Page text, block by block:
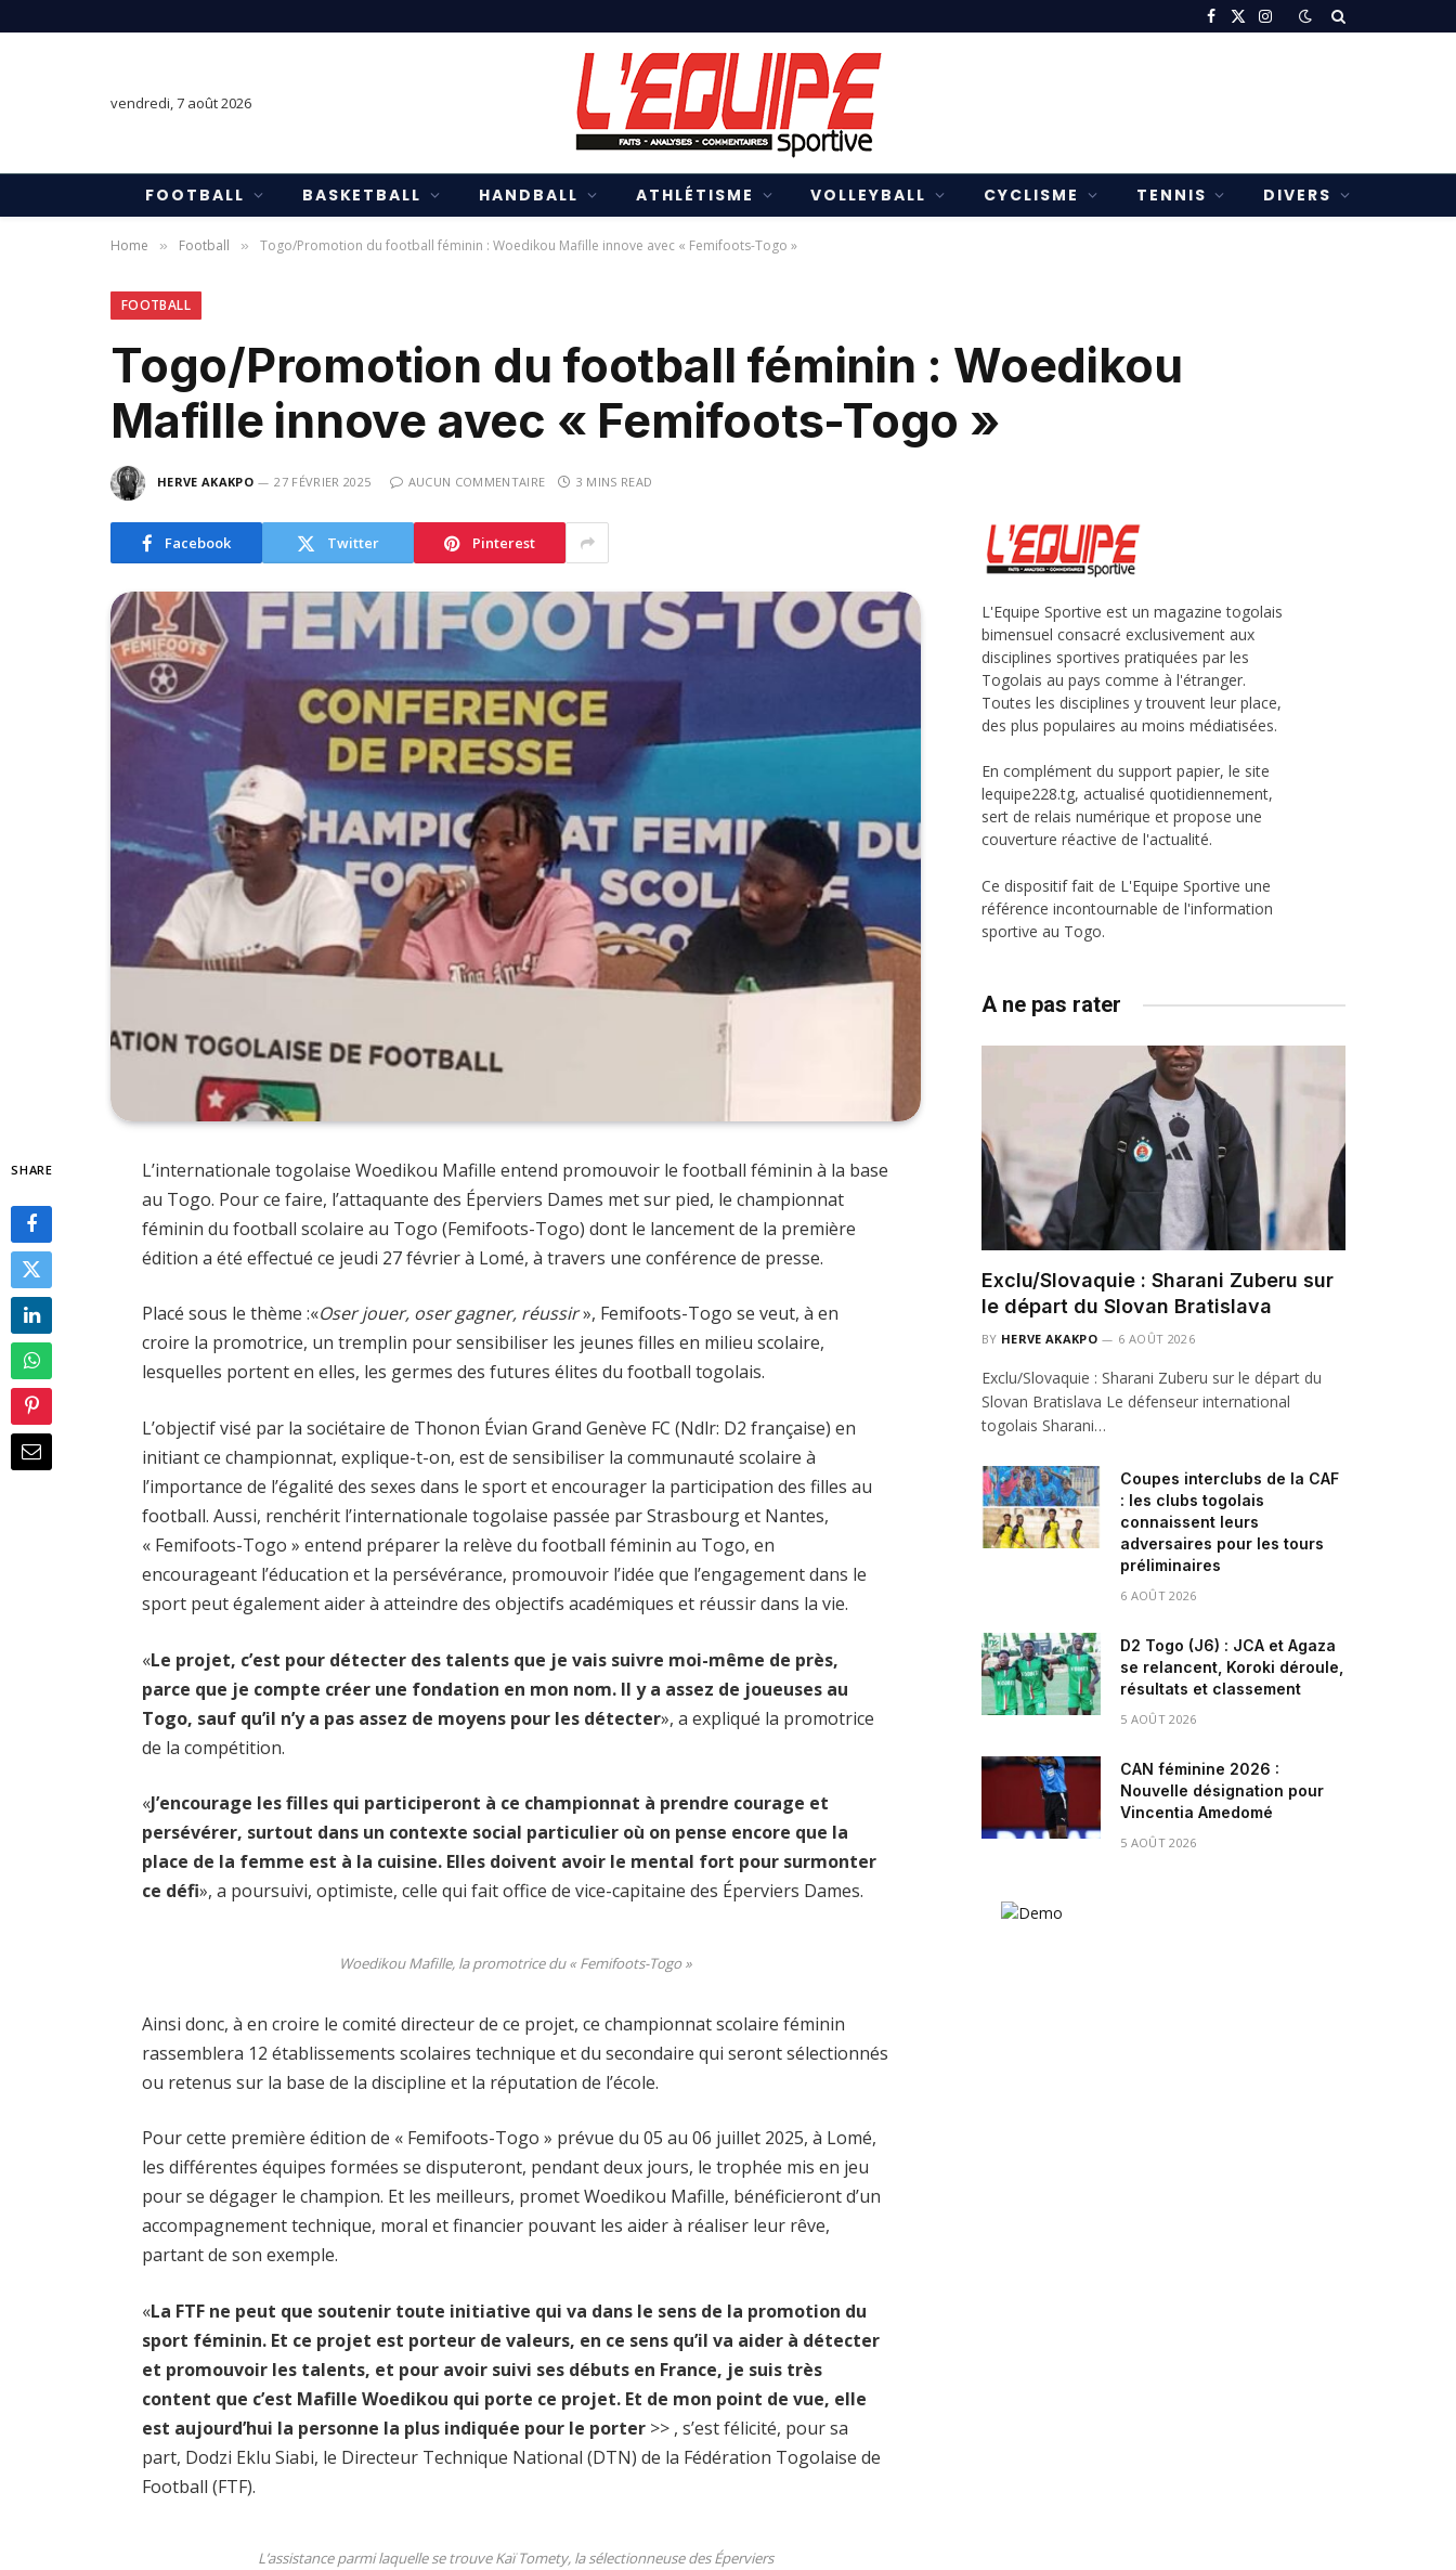
Facebook
X
Instagram
vendredi, 7 août 2026
FOOTBALL BASKETBALL HANDBALL ATHLÉTISME VOLLEYBALL CYCLISME TENNIS DIVERS
Home » Football » Togo/Promotion du football féminin : Woedikou Mafille innove avec « Femifoots-Togo »
FOOTBALL
Togo/Promotion du football féminin : Woedikou
Mafille innove avec « Femifoots-Togo »
HERVE AKAKPO 27 FÉVRIER 2025 AUCUN COMMENTAIRE 3 MINS READ
Facebook Twitter Pinterest
SHARE
L’internationale togolaise Woedikou Mafille entend promouvoir le football féminin à la base
au Togo. Pour ce faire, l’attaquante des Éperviers Dames met sur pied, le championnat
féminin du football scolaire au Togo (Femifoots-Togo) dont le lancement de la première
édition a été effectué ce jeudi 27 février à Lomé, à travers une conférence de presse.
Placé sous le thème :«Oser jouer, oser gagner, réussir», Femifoots-Togo se veut, à en
croire la promotrice, un tremplin pour sensibiliser les jeunes filles en milieu scolaire,
lesquelles portent en elles, les germes des futures élites du football togolais.
L’objectif visé par la sociétaire de Thonon Évian Grand Genève FC (Ndlr: D2 française) en
initiant ce championnat, explique-t-on, est de sensibiliser la communauté scolaire à
l’importance de l’égalité des sexes dans le sport et encourager la participation des filles au
football. Aussi, renchérit l’internationale togolaise passée par Strasbourg et Nantes,
« Femifoots-Togo » entend préparer la relève du football féminin au Togo, en
encourageant l’éducation et la persévérance, promouvoir l’idée que l’engagement dans le
sport peut également aider à atteindre des objectifs académiques et réussir dans la vie.
«Le projet, c’est pour détecter des talents que je vais suivre moi-même de près,
parce que je compte créer une fondation en mon nom. Il y a assez de joueuses au
Togo, sauf qu’il n’y a pas assez de moyens pour les détecter», a expliqué la promotrice
de la compétition.
«J’encourage les filles qui participeront à ce championnat à prendre courage et
persévérer, surtout dans un contexte social particulier où on pense encore que la
place de la femme est à la cuisine. Elles doivent avoir le mental fort pour surmonter
ce défi», a poursuivi, optimiste, celle qui fait office de vice-capitaine des Éperviers Dames.
Woedikou Mafille, la promotrice du « Femifoots-Togo »
Ainsi donc, à en croire le comité directeur de ce projet, ce championnat scolaire féminin
rassemblera 12 établissements scolaires technique et du secondaire qui seront sélectionnés
ou retenus sur la base de la discipline et la réputation de l’école.
Pour cette première édition de « Femifoots-Togo » prévue du 05 au 06 juillet 2025, à Lomé,
les différentes équipes formées se disputeront, pendant deux jours, le trophée mis en jeu
pour se dégager le champion. Et les meilleurs, promet Woedikou Mafille, bénéficieront d’un
accompagnement technique, moral et financier pouvant les aider à réaliser leur rêve,
partant de son exemple.
«La FTF ne peut que soutenir toute initiative qui va dans le sens de la promotion du
sport féminin. Et ce projet est porteur de valeurs, en ce sens qu’il va aider à détecter
et promouvoir les talents, et pour avoir suivi ses débuts en France, je suis très
content que c’est Mafille Woedikou qui porte ce projet. Et de mon point de vue, elle
est aujourd’hui la personne la plus indiquée pour le porter >> , s’est félicité, pour sa
part, Dodzi Eklu Siabi, le Directeur Technique National (DTN) de la Fédération Togolaise de
Football (FTF).
L’assistance parmi laquelle se trouve Kaï Tomety, la sélectionneuse des Éperviers
L'Equipe Sportive est un magazine togolais
bimensuel consacré exclusivement aux
disciplines sportives pratiquées par les
Togolais au pays comme à l'étranger.
Toutes les disciplines y trouvent leur place,
des plus populaires au moins médiatisées.
En complément du support papier, le site
lequipe228.tg, actualisé quotidiennement,
sert de relais numérique et propose une
couverture réactive de l'actualité.
Ce dispositif fait de L'Equipe Sportive une
référence incontournable de l'information
sportive au Togo.
A ne pas rater
Exclu/Slovaquie : Sharani Zuberu sur
le départ du Slovan Bratislava
BY HERVE AKAKPO 6 AOÛT 2026
Exclu/Slovaquie : Sharani Zuberu sur le départ du
Slovan Bratislava Le défenseur international
togolais Sharani…
Coupes interclubs de la CAF
: les clubs togolais
connaissent leurs
adversaires pour les tours
préliminaires
6 AOÛT 2026
D2 Togo (J6) : JCA et Agaza
se relancent, Koroki déroule,
résultats et classement
5 AOÛT 2026
CAN féminine 2026 :
Nouvelle désignation pour
Vincentia Amedomé
5 AOÛT 2026